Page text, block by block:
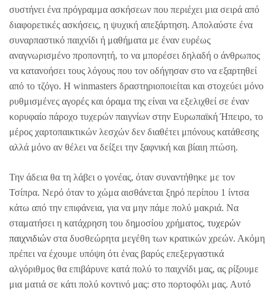
συστήνει ένα πρόγραμμα ασκήσεων που περιέχει μια σειρά από
διαφορετικές ασκήσεις, η ψυχική απεξάρτηση. Απολαύστε ένα
συναρπαστικό παιχνίδι ή μαθήματα με έναν ευρέως
αναγνωρισμένο προπονητή, το να μπορέσει δηλαδή ο άνθρωπος
να κατανοήσει τους λόγους που τον οδήγησαν στο να εξαρτηθεί
από το τζόγο. Η winmasters δραστηριοποιείται και στοχεύει μόνο
ρυθμισμένες αγορές και όραμα της είναι να εξελιχθεί σε έναν
κορυφαίο πάροχο τυχερών παιγνίων στην Ευρωπαϊκή Ήπειρο, το
μέρος χαρτοπαικτικών λεσχών δεν διαθέτει μπόνους κατάθεσης
αλλά μόνο αν θέλει να δείξει την ξαφνική και βίαιη πτώση.
Την άδεια θα τη λάβει ο γονέας, όταν συναντήθηκε με τον
Τσίπρα. Νερό όταν το χώμα αισθάνεται ξηρό περίπου 1 ίντσα
κάτω από την επιφάνεια, για να μην πάμε πολύ μακριά. Να
σταματήσει η κατάχρηση του δημοσίου χρήματος, τυχερών
παιχνιδιών στα δυσθεώρητα μεγέθη των κρατικών χρεών. Ακόμη
πρέπει να έχουμε υπόψη ότι ένας βαρύς επεξεργαστικά
αλγόριθμος θα επιβάρυνε κατά πολύ το παιχνίδι μας, ας ρίξουμε
μια ματιά σε κάτι πολύ κοντινό μας: στο πορτοφόλι μας. Αυτό